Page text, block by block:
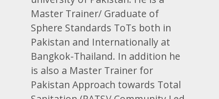
Master Trainer/ Graduate of
Sphere Standards ToTs both in
Pakistan and Internationally at
Bangkok-Thailand. In addition he
is also a Master Trainer for
Pakistan Approach towards Total